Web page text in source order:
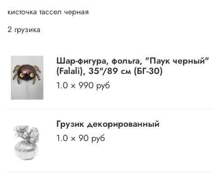
Шар-фигура, фольга, "Паук черный"
(Falali), 35"/89 см (БГ-30)
1.0 × 990 руб
Грузик декорированный
1.0 × 90 руб
кисточка тассел черная
2 грузика